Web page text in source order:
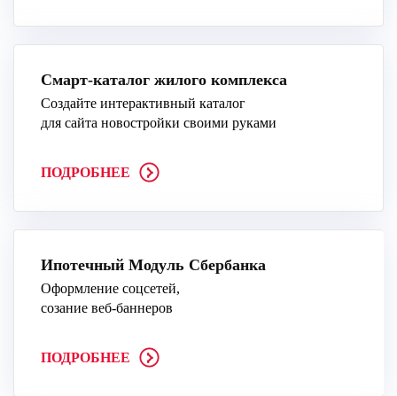
Смарт-каталог жилого комплекса
Создайте интерактивный каталог
для сайта новостройки своими руками
ПОДРОБНЕЕ
Ипотечный Модуль Сбербанка
Оформление соцсетей,
созание веб-баннеров
ПОДРОБНЕЕ